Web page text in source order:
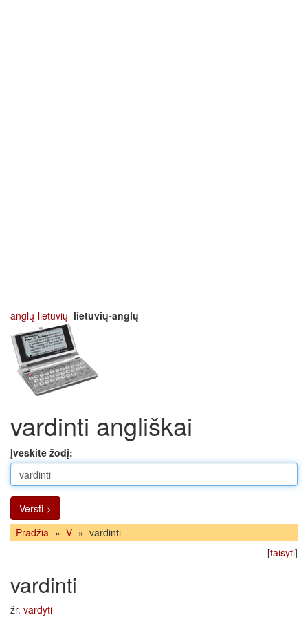
anglų-lietuvių lietuvių-anglų
vardinti angliškai
Įveskite žodį:
Versti >
Pradžia » V » vardinti
[taisyti]
vardinti
žr. vardyti